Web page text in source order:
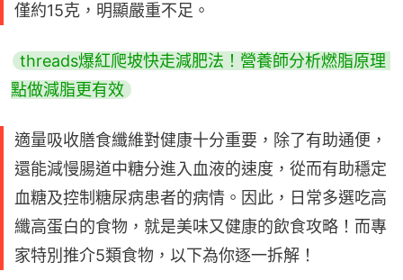
僅約15克，明顯嚴重不足。
threads爆紅爬坡快走減肥法！營養師分析燃脂原理
點做減脂更有效
適量吸收膳食纖維對健康十分重要，除了有助通便，
還能減慢腸道中糖分進入血液的速度，從而有助穩定
血糖及控制糖尿病患者的病情。因此，日常多選吃高
纖高蛋白的食物，就是美味又健康的飲食攻略！而專
家特別推介5類食物，以下為你逐一拆解！